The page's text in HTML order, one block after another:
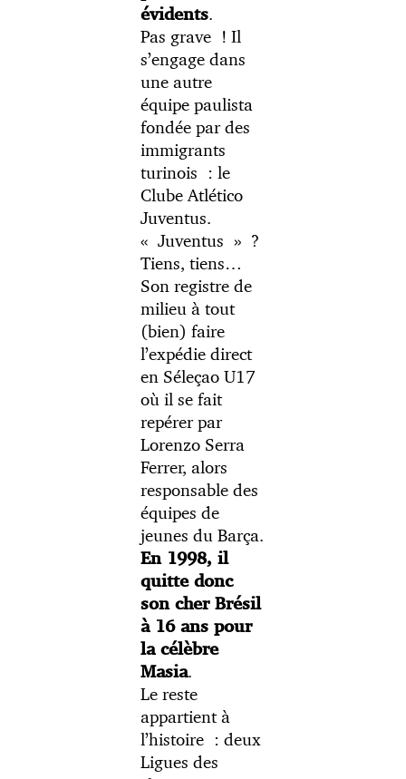
évidents.
Pas grave ! Il
s’engage dans
une autre
équipe paulista
fondée par des
immigrants
turinois : le
Clube Atlético
Juventus.
« Juventus » ?
Tiens, tiens…
Son registre de
milieu à tout
(bien) faire
l’expédie direct
en Séleçao U17
où il se fait
repérer par
Lorenzo Serra
Ferrer, alors
responsable des
équipes de
jeunes du Barça.
En 1998, il
quitte donc
son cher Brésil
à 16 ans pour
la célèbre
Masia.
Le reste
appartient à
l’histoire : deux
Ligues des